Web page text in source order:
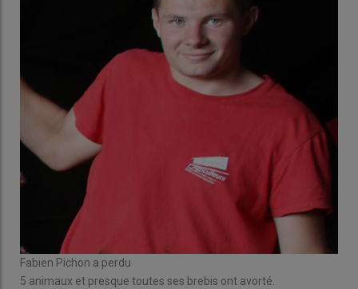
Fabien Pichon a perdu
5 animaux et presque toutes ses brebis ont avorté.